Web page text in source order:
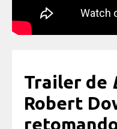
Trailer de
Robert